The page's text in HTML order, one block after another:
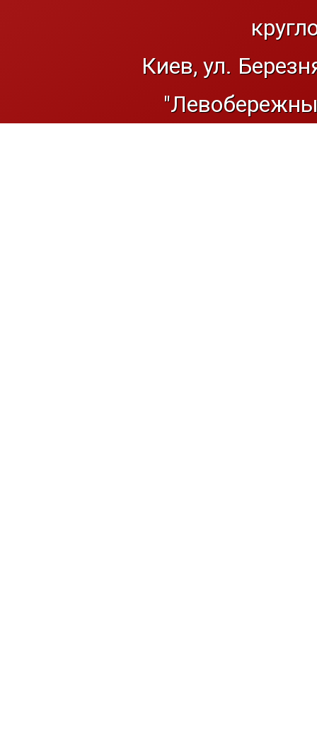
Киев, ул.